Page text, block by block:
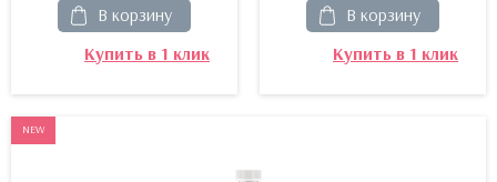
В корзину
Купить в 1 клик
В корзину
Купить в 1 клик
NEW